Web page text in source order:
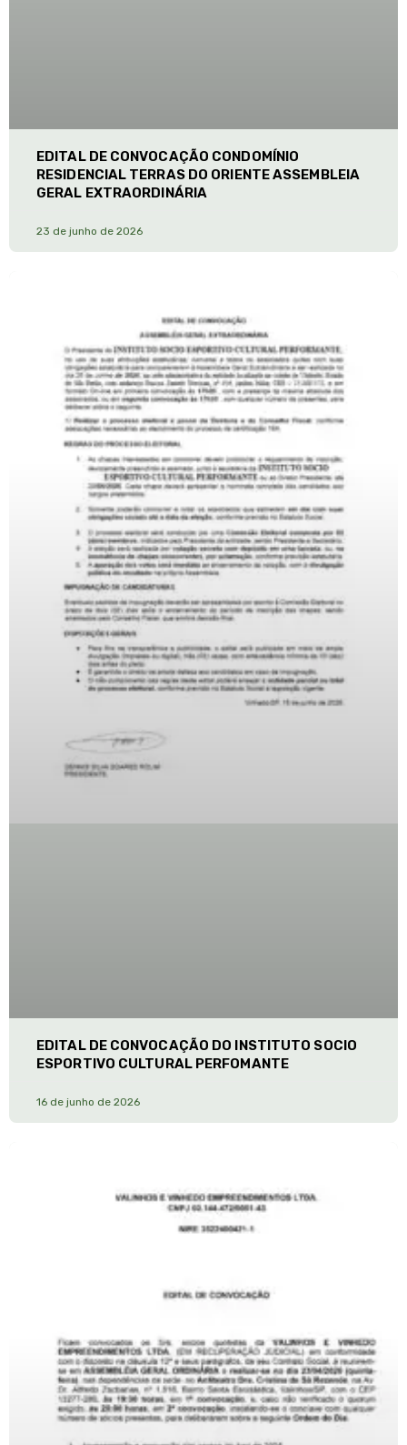
EDITAL DE CONVOCAÇÃO CONDOMÍNIO
RESIDENCIAL TERRAS DO ORIENTE ASSEMBLEIA
GERAL EXTRAORDINÁRIA
23 de junho de 2026
EDITAL DE CONVOCAÇÃO DO INSTITUTO SOCIO
ESPORTIVO CULTURAL PERFOMANTE
16 de junho de 2026